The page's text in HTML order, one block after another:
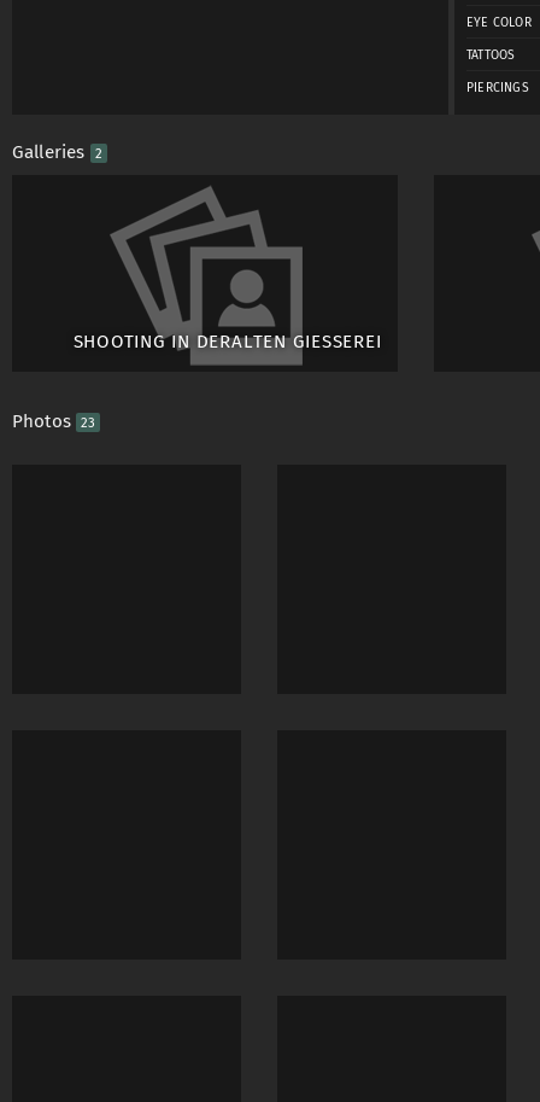
habe ich noch
viel Spass macht
mit euch aus mache
zuverlässig ehrlich
bin für viele neue
auch sehr gerne.
EYE COLOR
TATTOOS
PIERCINGS
Galleries 2
SHOOTING IN DERALTEN GIESSEREI
Photos 23